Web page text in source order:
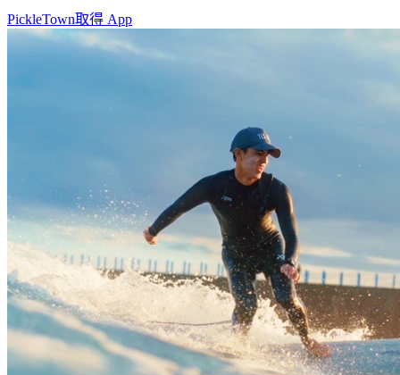
PickleTown取得 App